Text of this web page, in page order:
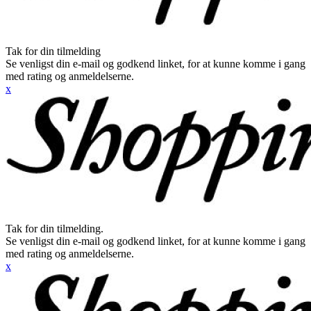
Tak for din tilmelding
Se venligst din e-mail og godkend linket, for at kunne komme i gang
med rating og anmeldelserne.
x
Tak for din tilmelding.
Se venligst din e-mail og godkend linket, for at kunne komme i gang
med rating og anmeldelserne.
x